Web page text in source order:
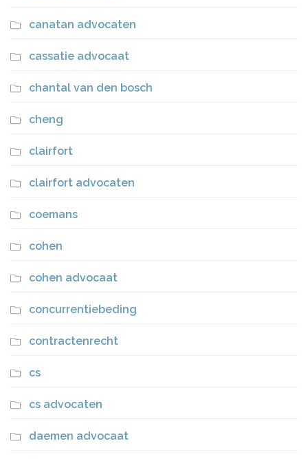
canatan advocaten
cassatie advocaat
chantal van den bosch
cheng
clairfort
clairfort advocaten
coemans
cohen
cohen advocaat
concurrentiebeding
contractenrecht
cs
cs advocaten
daemen advocaat